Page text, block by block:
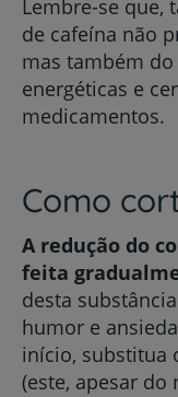
Lembre-se que,
de cafeína não
mas também
energéticas e
medicamentos.
Como
A redução do
feita
desta
humor e
início, substitua
(este, apesar